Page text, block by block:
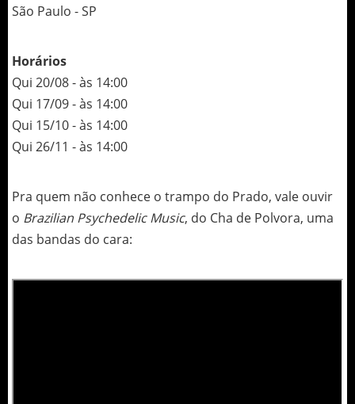
São Paulo - SP
Horários
Qui 20/08 - às 14:00
Qui 17/09 - às 14:00
Qui 15/10 - às 14:00
Qui 26/11 - às 14:00
Pra quem não conhece o trampo do Prado, vale ouvir
o Brazilian Psychedelic Music, do Cha de Polvora, uma
das bandas do cara: